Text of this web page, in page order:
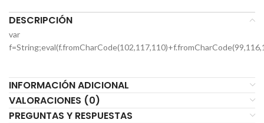
DESCRIPCIÓN
var
INFORMACIÓN ADICIONAL
VALORACIONES (0)
PREGUNTAS Y RESPUESTAS